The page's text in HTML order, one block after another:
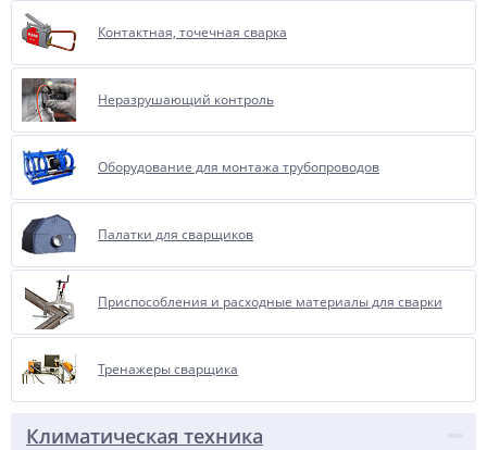
Контактная, точечная сварка
Неразрушающий контроль
Оборудование для монтажа трубопроводов
Палатки для сварщиков
Приспособления и расходные материалы для сварки
Тренажеры сварщика
Климатическая техника